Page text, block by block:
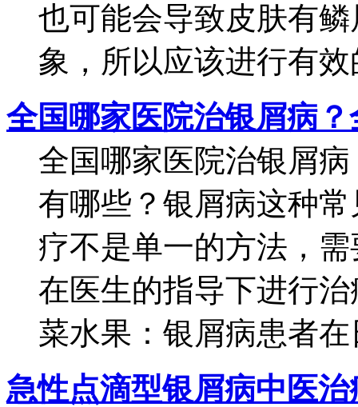
也可能会导致皮肤有
象，所以应该进行有
全国哪家医院治银屑病
全国哪家医院治银屑
有哪些？银屑病这种
疗不是单一的方法，
在医生的指导下进行
菜水果：银屑病患者
急性点滴型银屑病中医